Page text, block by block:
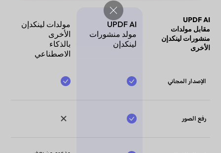
UPDF AI
مقابل مولدات
منشورات لينكدإن
الأخرى
UPDF AI
مولد منشورات
لينكدإن
مولدات لينكدإن
الأخرى
بالذكاء
الاصطناعي
الإصدار المجاني
رفع الصور